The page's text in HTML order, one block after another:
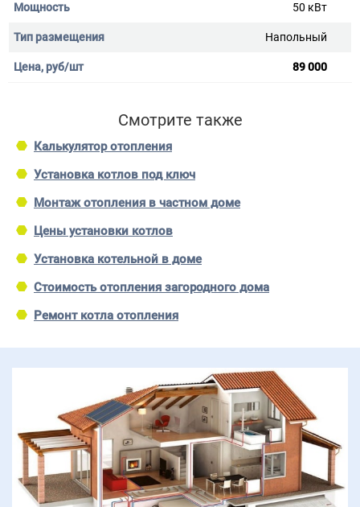
50 кВт
Напольный
89 000
Смотрите также
Калькулятор отопления
Установка котлов под ключ
Монтаж отопления в частном доме
Цены установки котлов
Установка котельной в доме
Стоимость отопления загородного дома
Ремонт котла отопления